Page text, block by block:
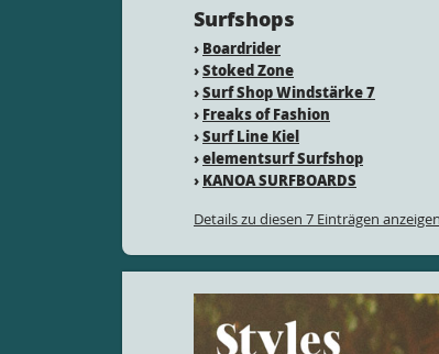
Surfshops
› Boardrider
›Stoked Zone
›Surf Shop Windstärke 7
› Freaks of Fashion
›Surf Line Kiel
›elementsurf Surfshop
› KANOA SURFBOARDS
Details zu diesen 7 Einträgen anzeigen